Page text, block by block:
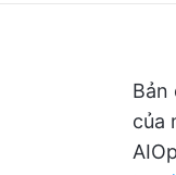
Bản
của